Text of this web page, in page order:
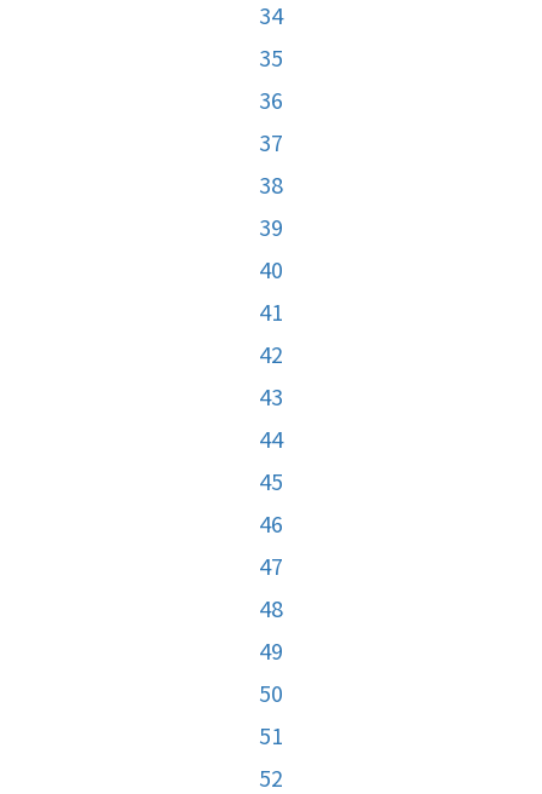
34
35
36
37
38
39
40
41
42
43
44
45
46
47
48
49
50
51
52